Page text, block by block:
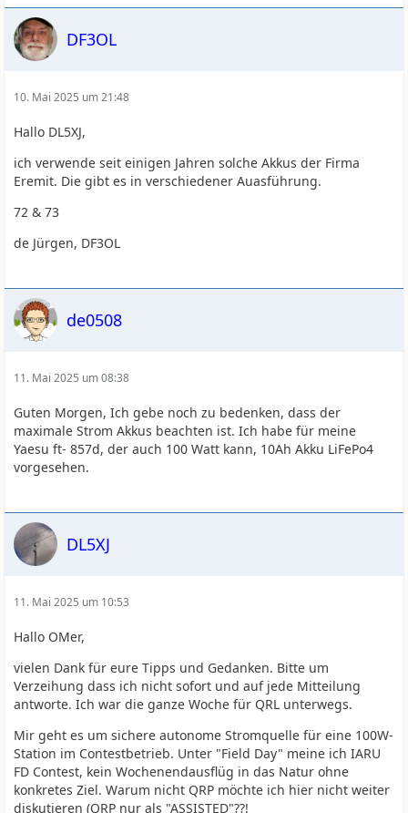
DF3OL
10. Mai 2025 um 21:48
Hallo DL5XJ,
ich verwende seit einigen Jahren solche Akkus der Firma
Eremit. Die gibt es in verschiedener Auasführung.
72 & 73
de Jürgen, DF3OL
de0508
11. Mai 2025 um 08:38
Guten Morgen, Ich gebe noch zu bedenken, dass der
maximale Strom Akkus beachten ist. Ich habe für meine
Yaesu ft- 857d, der auch 100 Watt kann, 10Ah Akku LiFePo4
vorgesehen.
DL5XJ
11. Mai 2025 um 10:53
Hallo OMer,
vielen Dank für eure Tipps und Gedanken. Bitte um
Verzeihung dass ich nicht sofort und auf jede Mitteilung
antworte. Ich war die ganze Woche für QRL unterwegs.
Mir geht es um sichere autonome Stromquelle für eine 100W-
Station im Contestbetrieb. Unter "Field Day" meine ich IARU
FD Contest, kein Wochenendausflüg in das Natur ohne
konkretes Ziel. Warum nicht QRP möchte ich hier nicht weiter
diskutieren (QRP nur als "ASSISTED"??!